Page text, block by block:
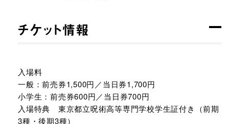
チケット情報
入場料
一般：前売券1,500円／当日券1,700円
小学生：前売券600円／当日券700円
入場特典 東京都立呪術高等専門学校学生証付き（前期
3種・後期3種）